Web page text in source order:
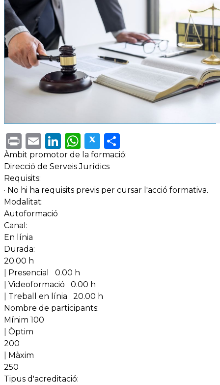
PrintEmailLinkedIn
WhatsApp
Twitter
Àmbit promotor de la formació:
Direcció de Serveis Jurídics
Requisits:
· No hi ha requisits previs per cursar l'acció formativa.
Modalitat:
Autoformació
Canal:
En línia
Durada:
20.00 h
| Presencial
0.00 h
| Videoformació
0.00 h
| Treball en línia
20.00 h
Nombre de participants:
Mínim 100
| Òptim
200
| Màxim
250
Tipus d'acreditació: